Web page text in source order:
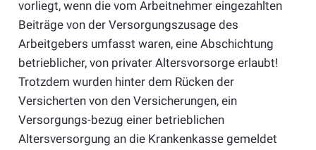
vorliegt, wenn die vom Arbeitnehmer eingezahlten
Beiträge von der Versorgungszusage des
Arbeitgebers umfasst waren, eine Abschichtung
betrieblicher, von privater Altersvorsorge erlaubt!
Trotzdem wurden hinter dem Rücken der
Versicherten von den Versicherungen, ein
Versorgungs-bezug einer betrieblichen
Altersversorgung an die Krankenkasse gemeldet